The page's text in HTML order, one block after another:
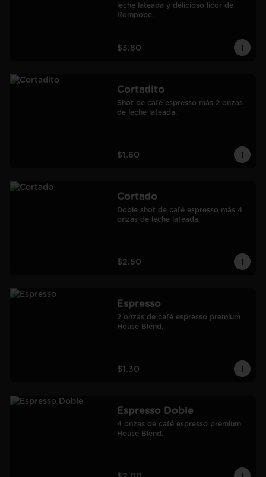
leche lateada y delicioso licor de
Rompope.
$3.80
Cortadito
Shot de café espresso más 2 onzas
de leche lateada.
$1.60
Cortado
Doble shot de café espresso más 4
onzas de leche lateada.
$2.50
Espresso
2 onzas de café espresso premium
House Blend.
$1.30
Espresso Doble
4 onzas de café espresso premium
House Blend.